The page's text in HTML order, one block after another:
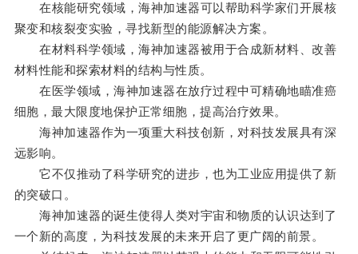
在核能研究领域，海神加速器可以帮助科学家们开展核
聚变和核裂变实验，寻找新型的能源解决方案。
在材料科学领域，海神加速器被用于合成新材料、改善
材料性能和探索材料的结构与性质。
在医学领域，海神加速器在放疗过程中可精确地瞄准癌
细胞，最大限度地保护正常细胞，提高治疗效果。
海神加速器作为一项重大科技创新，对科技发展具有深
远影响。
它不仅推动了科学研究的进步，也为工业应用提供了新
的突破口。
海神加速器的诞生使得人类对宇宙和物质的认识达到了
一个新的高度，为科技发展的未来开启了更广阔的前景。